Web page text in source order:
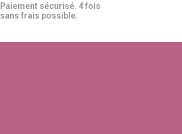
Paiement sécurisé. 4 fois
sans frais possible.